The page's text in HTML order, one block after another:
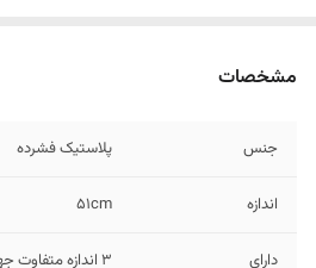
مشخصات
جنس پلاستیک فشرده
اندازه 51cm
دارای ۳ اندازه متفاوت جهت نصب روی درب